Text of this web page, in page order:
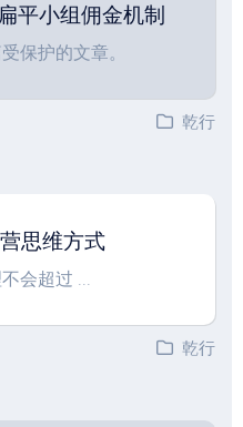
平小组佣金机制
保护的文章。
乾行
思维方式
会超过 ...
乾行